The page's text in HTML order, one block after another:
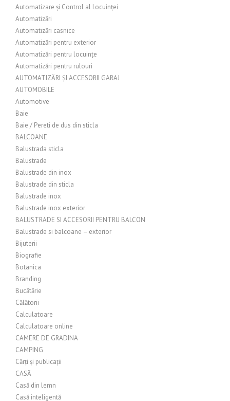
Automatizare și Control al Locuinței
Automatizări
Automatizări casnice
Automatizări pentru exterior
Automatizări pentru locuințe
Automatizări pentru rulouri
AUTOMATIZĂRI ȘI ACCESORII GARAJ
AUTOMOBILE
Automotive
Baie
Baie / Pereti de dus din sticla
BALCOANE
Balustrada sticla
Balustrade
Balustrade din inox
Balustrade din sticla
Balustrade inox
Balustrade inox exterior
BALUSTRADE SI ACCESORII PENTRU BALCON
Balustrade si balcoane – exterior
Bijuterii
Biografie
Botanica
Branding
Bucătărie
Călătorii
Calculatoare
Calculatoare online
CAMERE DE GRADINA
CAMPING
Cărți și publicații
CASĂ
Casă din lemn
Casă inteligentă